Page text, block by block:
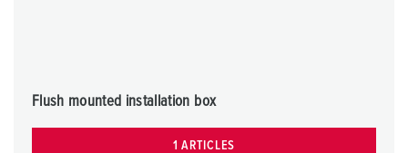
Flush mounted installation box
1 ARTICLES